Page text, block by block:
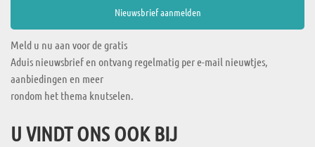
Meld u nu aan voor de gratis
Aduis nieuwsbrief en ontvang regelmatig per e-mail nieuwtjes,
aanbiedingen en meer
rondom het thema knutselen.
U VINDT ONS OOK BIJ